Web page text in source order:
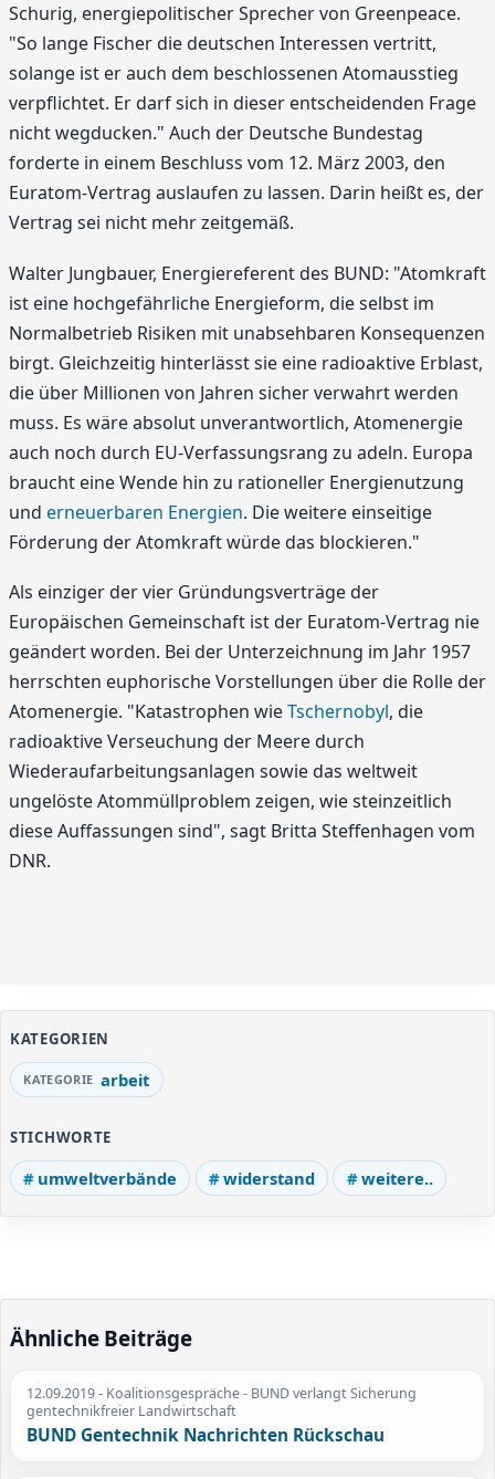
Schurig, energiepolitischer Sprecher von Greenpeace.
"So lange Fischer die deutschen Interessen vertritt,
solange ist er auch dem beschlossenen Atomausstieg
verpflichtet. Er darf sich in dieser entscheidenden Frage
nicht wegducken." Auch der Deutsche Bundestag
forderte in einem Beschluss vom 12. März 2003, den
Euratom-Vertrag auslaufen zu lassen. Darin heißt es, der
Vertrag sei nicht mehr zeitgemäß.
Walter Jungbauer, Energiereferent des BUND: "Atomkraft
ist eine hochgefährliche Energieform, die selbst im
Normalbetrieb Risiken mit unabsehbaren Konsequenzen
birgt. Gleichzeitig hinterlässt sie eine radioaktive Erblast,
die über Millionen von Jahren sicher verwahrt werden
muss. Es wäre absolut unverantwortlich, Atomenergie
auch noch durch EU-Verfassungsrang zu adeln. Europa
braucht eine Wende hin zu rationeller Energienutzung
und erneuerbaren Energien. Die weitere einseitige
Förderung der Atomkraft würde das blockieren."
Als einziger der vier Gründungsverträge der
Europäischen Gemeinschaft ist der Euratom-Vertrag nie
geändert worden. Bei der Unterzeichnung im Jahr 1957
herrschten euphorische Vorstellungen über die Rolle der
Atomenergie. "Katastrophen wieTschernobyl, die
radioaktive Verseuchung der Meere durch
Wiederaufarbeitungsanlagen sowie das weltweit
ungelöste Atommüllproblem zeigen, wie steinzeitlich
diese Auffassungen sind", sagt Britta Steffenhagen vom
DNR.
KATEGORIEN
arbeit
STICHWORTE
umweltverbände widerstand weitere..
Ähnliche Beiträge
12.09.2019- Koalitionsgespräche - BUND verlangt Sicherung
gentechnikfreier Landwirtschaft
BUND Gentechnik Nachrichten Rückschau